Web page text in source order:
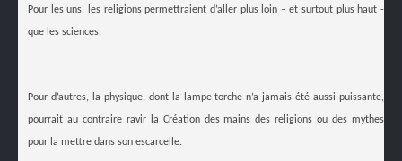
Pour les uns, les religions permettraient d’aller plus loin – et surtout plus haut -
que les sciences.
Pour d’autres, la physique, dont la lampe torche n’a jamais été aussi puissante,
pourrait au contraire ravir la Création des mains des religions ou des mythes
pour la mettre dans son escarcelle.